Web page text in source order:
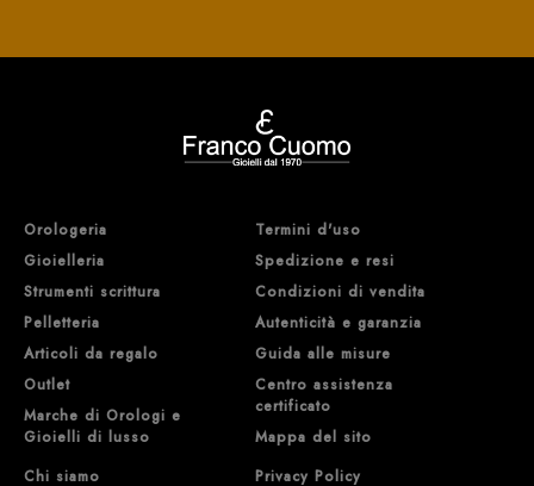
Orologeria
Gioielleria
Strumenti scrittura
Pelletteria
Articoli da regalo
Outlet
Marche di Orologi e
Gioielli di lusso
Chi siamo
Termini d'uso
Spedizione e resi
Condizioni di vendita
Autenticità e garanzia
Guida alle misure
Centro assistenza
certificato
Mappa del sito
Privacy Policy